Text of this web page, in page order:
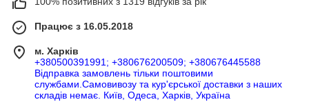
Працює з 16.05.2018
м. Харків
+380500391991; +380676200509; +380676445588
Відправка замовлень тільки поштовими
службами.Самовивозу та кур'єрської доставки з наших
складів немає. Київ, Одеса, Харків, Україна